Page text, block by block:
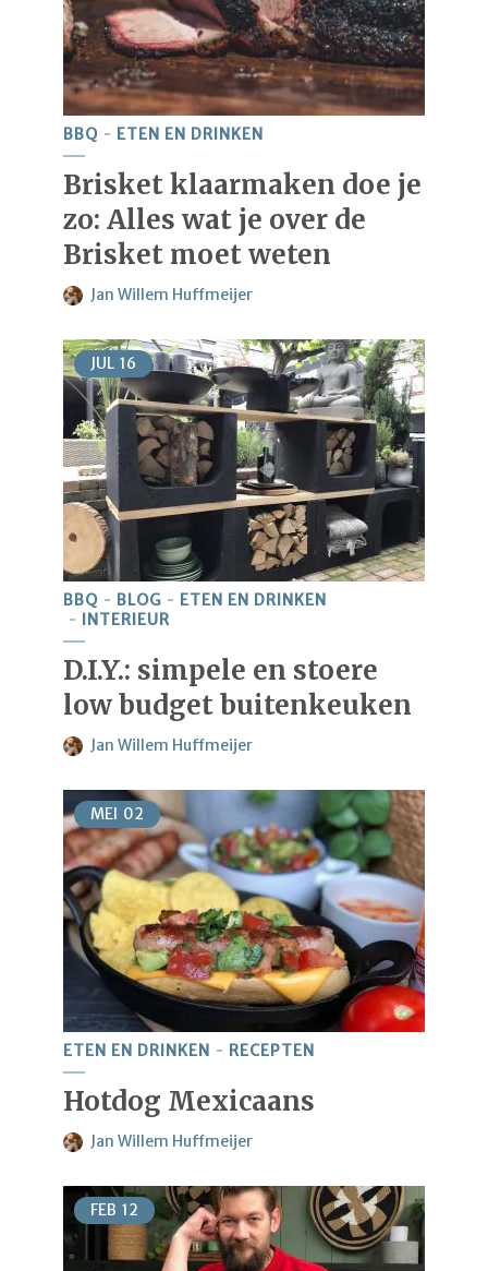
BBQ ETEN EN DRINKEN
Brisket klaarmaken doe je
zo: Alles wat je over de
Brisket moet weten
Jan Willem Huffmeijer
JUL 16
BBQ BLOG
ETEN EN DRINKEN
INTERIEUR
D.I.Y.: simpele en stoere
low budget buitenkeuken
Jan Willem Huffmeijer
MEI 02
ETEN EN DRINKEN RECEPTEN
Hotdog Mexicaans
Jan Willem Huffmeijer
FEB 12